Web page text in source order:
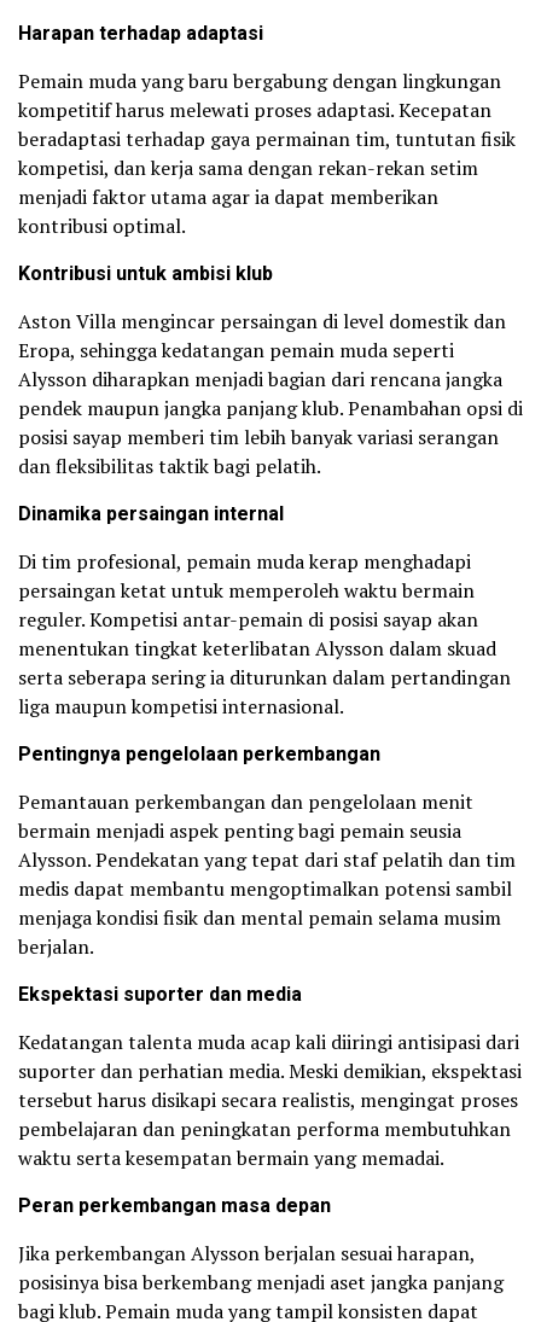
Harapan terhadap adaptasi
Pemain muda yang baru bergabung dengan lingkungan
kompetitif harus melewati proses adaptasi. Kecepatan
beradaptasi terhadap gaya permainan tim, tuntutan fisik
kompetisi, dan kerja sama dengan rekan-rekan setim
menjadi faktor utama agar ia dapat memberikan
kontribusi optimal.
Kontribusi untuk ambisi klub
Aston Villa mengincar persaingan di level domestik dan
Eropa, sehingga kedatangan pemain muda seperti
Alysson diharapkan menjadi bagian dari rencana jangka
pendek maupun jangka panjang klub. Penambahan opsi di
posisi sayap memberi tim lebih banyak variasi serangan
dan fleksibilitas taktik bagi pelatih.
Dinamika persaingan internal
Di tim profesional, pemain muda kerap menghadapi
persaingan ketat untuk memperoleh waktu bermain
reguler. Kompetisi antar-pemain di posisi sayap akan
menentukan tingkat keterlibatan Alysson dalam skuad
serta seberapa sering ia diturunkan dalam pertandingan
liga maupun kompetisi internasional.
Pentingnya pengelolaan perkembangan
Pemantauan perkembangan dan pengelolaan menit
bermain menjadi aspek penting bagi pemain seusia
Alysson. Pendekatan yang tepat dari staf pelatih dan tim
medis dapat membantu mengoptimalkan potensi sambil
menjaga kondisi fisik dan mental pemain selama musim
berjalan.
Ekspektasi suporter dan media
Kedatangan talenta muda acap kali diiringi antisipasi dari
suporter dan perhatian media. Meski demikian, ekspektasi
tersebut harus disikapi secara realistis, mengingat proses
pembelajaran dan peningkatan performa membutuhkan
waktu serta kesempatan bermain yang memadai.
Peran perkembangan masa depan
Jika perkembangan Alysson berjalan sesuai harapan,
posisinya bisa berkembang menjadi aset jangka panjang
bagi klub. Pemain muda yang tampil konsisten dapat